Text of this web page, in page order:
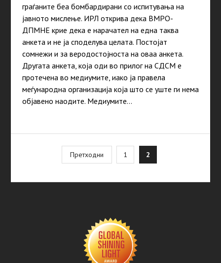
граѓаните беа бомбардирани со испитувања на
јавното мислење. ИРЛ открива дека ВМРО-
ДПМНЕ крие дека е нарачател на една таква
анкета и не ја споделува целата. Постојат
сомнежи и за веродостојноста на оваа анкета.
Другата анкета, која оди во прилог на СДСМ е
протечена во медиумите, иако ја правела
меѓународна организација која што се уште ги нема
објавено наодите. Медиумите…
pagination
Претходни 1 2